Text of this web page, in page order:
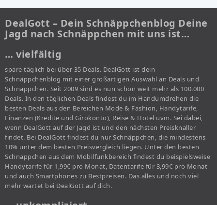
DealGott – Dein Schnäppchenblog Deine
Jagd nach Schnäppchen mit uns ist…
… vielfältig
spare täglich bei über 35 Deals. DealGott ist dein
Schnäppchenblog mit einer großartigen Auswahl an Deals und
Schnäppchen. Seit 2009 sind es nun schon weit mehr als 100.000
Deals. In den täglichen Deals findest du im Handumdrehen die
besten Deals aus den Bereichen Mode & Fashion, Handytarife,
Finanzen (Kredite und Girokonto), Reise & Hotel uvm. Sei dabei,
wenn DealGott auf der Jagd ist und den nächsten Preisknaller
findet. Bei DealGott findest du nur Schnäppchen, die mindestens
10% unter dem besten Preisvergleich liegen. Unter den besten
Schnäppchen aus dem Mobilfunkbereich findest du beispielsweise
Handytarife für 1,99€ pro Monat, Datentarife für 3,99€ pro Monat
und auch Smartphones zu Bestpreisen. Das alles und noch viel
mehr wartet bei DealGott auf dich.